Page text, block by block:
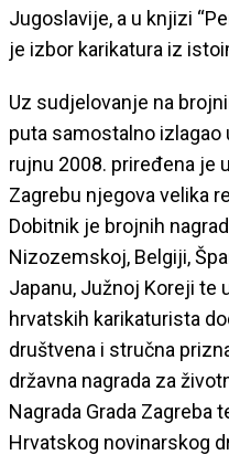
Jugoslavije, a u knjizi
je izbor karikatura iz
Uz sudjelovanje na
puta samostalno
rujnu 2008. priređena je
Zagrebu njegova velika
Dobitnik je brojnih
Nizozemskoj, Belgiji,
Japanu, Južnoj Koreji te
hrvatskih karikaturista
društvena i stručna
državna nagrada za
Nagrada Grada Zagreba
Hrvatskog novinarskog